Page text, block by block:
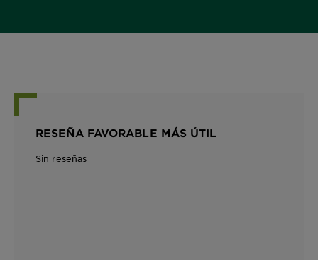
RESEÑA FAVORABLE MÁS ÚTIL
Sin reseñas